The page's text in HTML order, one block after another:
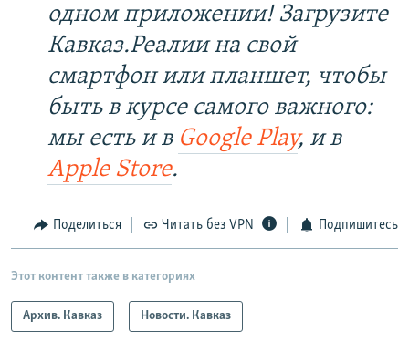
одном приложении! Загрузите
Кавказ.Реалии на свой
смартфон или планшет, чтобы
быть в курсе самого важного:
мы есть и в Google Play, и в
Apple Store.
Поделиться Читать без VPN Подпишитесь
Этот контент также в категориях
Архив. Кавказ Новости. Кавказ